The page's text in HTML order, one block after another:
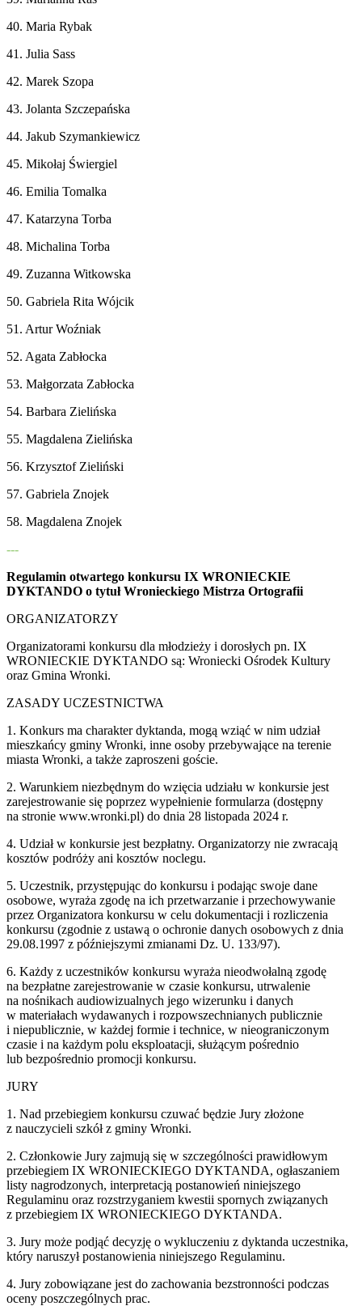
40. Maria Rybak
41. Julia Sass
42. Marek Szopa
43. Jolanta Szczepańska
44. Jakub Szymankiewicz
45. Mikołaj Świergiel
46. Emilia Tomalka
47. Katarzyna Torba
48. Michalina Torba
49. Zuzanna Witkowska
50. Gabriela Rita Wójcik
51. Artur Woźniak
52. Agata Zabłocka
53. Małgorzata Zabłocka
54. Barbara Zielińska
55. Magdalena Zielińska
56. Krzysztof Zieliński
57. Gabriela Znojek
58. Magdalena Znojek
---
Regulamin otwartego konkursu IX WRONIECKIE
DYKTANDO o tytuł Wronieckiego Mistrza Ortografii
ORGANIZATORZY
Organizatorami konkursu dla młodzieży i dorosłych pn. IX
WRONIECKIE DYKTANDO są: Wroniecki Ośrodek Kultury
oraz Gmina Wronki.
ZASADY UCZESTNICTWA
1. Konkurs ma charakter dyktanda, mogą wziąć w nim udział
mieszkańcy gminy Wronki, inne osoby przebywające na terenie
miasta Wronki, a także zaproszeni goście.
2. Warunkiem niezbędnym do wzięcia udziału w konkursie jest
zarejestrowanie się poprzez wypełnienie formularza (dostępny
na stronie www.wronki.pl) do dnia 28 listopada 2024 r.
4. Udział w konkursie jest bezpłatny. Organizatorzy nie zwracają
kosztów podróży ani kosztów noclegu.
5. Uczestnik, przystępując do konkursu i podając swoje dane
osobowe, wyraża zgodę na ich przetwarzanie i przechowywanie
przez Organizatora konkursu w celu dokumentacji i rozliczenia
konkursu (zgodnie z ustawą o ochronie danych osobowych z dnia
29.08.1997 z późniejszymi zmianami Dz. U. 133/97).
6. Każdy z uczestników konkursu wyraża nieodwołalną zgodę
na bezpłatne zarejestrowanie w czasie konkursu, utrwalenie
na nośnikach audiowizualnych jego wizerunku i danych
w materiałach wydawanych i rozpowszechnianych publicznie
i niepublicznie, w każdej formie i technice, w nieograniczonym
czasie i na każdym polu eksploatacji, służącym pośrednio
lub bezpośrednio promocji konkursu.
JURY
1. Nad przebiegiem konkursu czuwać będzie Jury złożone
z nauczycieli szkół z gminy Wronki.
2. Członkowie Jury zajmują się w szczególności prawidłowym
przebiegiem IX WRONIECKIEGO DYKTANDA, ogłaszaniem
listy nagrodzonych, interpretacją postanowień niniejszego
Regulaminu oraz rozstrzyganiem kwestii spornych związanych
z przebiegiem IX WRONIECKIEGO DYKTANDA.
3. Jury może podjąć decyzję o wykluczeniu z dyktanda uczestnika,
który naruszył postanowienia niniejszego Regulaminu.
4. Jury zobowiązane jest do zachowania bezstronności podczas
oceny poszczególnych prac.